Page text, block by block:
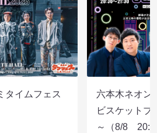
タイムフェス
六本木ネオン
ビスケットブ
～（8/8